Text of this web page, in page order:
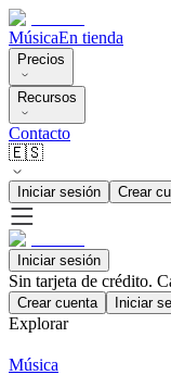
MúsicaEn tienda
Precios
Recursos
Contacto
🇪🇸
Iniciar sesión Crear
Iniciar sesión
Sin tarjeta de crédito.
Crear cuenta Iniciar
Explorar
Música